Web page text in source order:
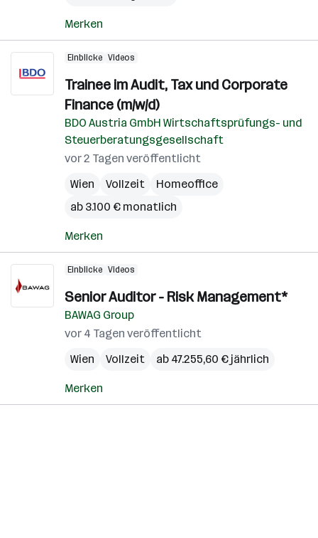
Merken
Einblicke Videos
Trainee im Audit, Tax und Corporate
Finance (m/w/d)
BDO Austria GmbH Wirtschaftsprüfungs- und
Steuerberatungsgesellschaft
vor 2 Tagen veröffentlicht
Wien
Vollzeit
Homeoffice
ab 3.100 € monatlich
Merken
Einblicke Videos
Senior Auditor - Risk Management*
BAWAG Group
vor 4 Tagen veröffentlicht
Wien
Vollzeit ab 47.255,60 € jährlich
Merken